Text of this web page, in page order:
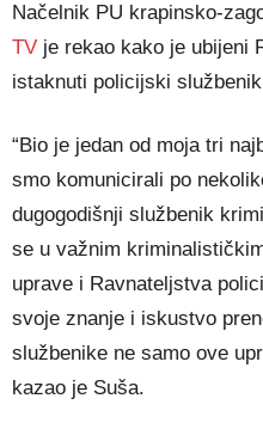
Načelnik PU krapinsko-
TV je rekao kako je ubijeni
istaknuti policijski
“Bio je jedan od moja tri
smo komunicirali po
dugogodišnji službenik
se u važnim
uprave i Ravnateljstva
svoje znanje i iskustvo
službenike ne samo ove
kazao je Suša.